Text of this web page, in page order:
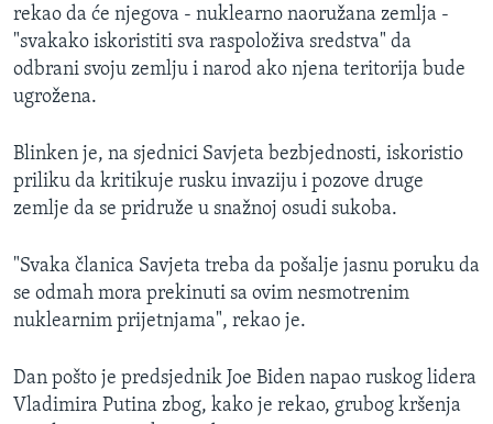
rekao da će njegova - nuklearno naoružana zemlja -
"svakako iskoristiti sva raspoloživa sredstva" da
odbrani svoju zemlju i narod ako njena teritorija bude
ugrožena.
Blinken je, na sjednici Savjeta bezbjednosti, iskoristio
priliku da kritikuje rusku invaziju i pozove druge
zemlje da se pridruže u snažnoj osudi sukoba.
"Svaka članica Savjeta treba da pošalje jasnu poruku da
se odmah mora prekinuti sa ovim nesmotrenim
nuklearnim prijetnjama", rekao je.
Dan pošto je predsjednik Joe Biden napao ruskog lidera
Vladimira Putina zbog, kako je rekao, grubog kršenja